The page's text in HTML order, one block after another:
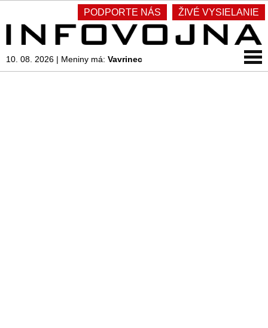
PODPORTE NÁS ŽIVÉ VYSIELANIE
10. 08. 2026 | Meniny má: Vavrinec